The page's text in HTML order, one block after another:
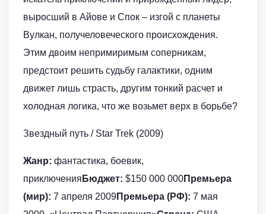
выросший в Айове и Спок – изгой с планеты
Вулкан, получеловеческого происхождения.
Этим двоим непримиримым соперникам,
предстоит решить судьбу галактики, одним
движет лишь страсть, другим тонкий расчет и
холодная логика, что же возьмет верх в борьбе?
Звездный путь / Star Trek (2009)
Жанр: фантастика, боевик,
приключения Бюджет: $150 000 000Премьера
(мир): 7 апреля 2009Премьера (РФ): 7 мая